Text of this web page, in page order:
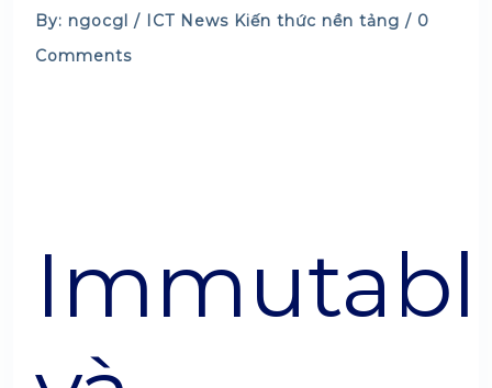
By: ngocgl / ICT News Kiến thức nền tảng / 0
Comments